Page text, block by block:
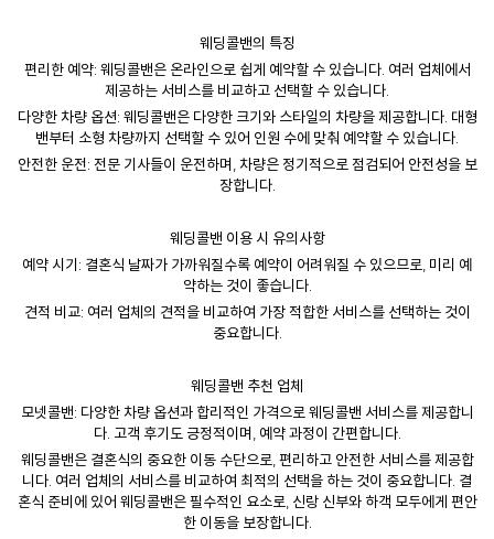
웨딩콜밴의 특징
편리한 예약: 웨딩콜밴은 온라인으로 쉽게 예약할 수 있습니다. 여러 업체에서
제공하는 서비스를 비교하고 선택할 수 있습니다.
다양한 차량 옵션: 웨딩콜밴은 다양한 크기와 스타일의 차량을 제공합니다. 대형
밴부터 소형 차량까지 선택할 수 있어 인원 수에 맞춰 예약할 수 있습니다.
안전한 운전: 전문 기사들이 운전하며, 차량은 정기적으로 점검되어 안전성을 보
장합니다.
웨딩콜밴 이용 시 유의사항
예약 시기: 결혼식 날짜가 가까워질수록 예약이 어려워질 수 있으므로, 미리 예
약하는 것이 좋습니다.
견적 비교: 여러 업체의 견적을 비교하여 가장 적합한 서비스를 선택하는 것이
중요합니다.
웨딩콜밴 추천 업체
모넷콜밴: 다양한 차량 옵션과 합리적인 가격으로 웨딩콜밴 서비스를 제공합니
다. 고객 후기도 긍정적이며, 예약 과정이 간편합니다.
웨딩콜밴은 결혼식의 중요한 이동 수단으로, 편리하고 안전한 서비스를 제공합
니다. 여러 업체의 서비스를 비교하여 최적의 선택을 하는 것이 중요합니다. 결
혼식 준비에 있어 웨딩콜밴은 필수적인 요소로, 신랑 신부와 하객 모두에게 편안
한 이동을 보장합니다.